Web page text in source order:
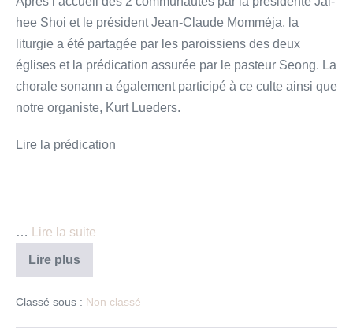
hee Shoi et le président Jean-Claude Momméja, la
liturgie a été partagée par les paroissiens des deux
églises et la prédication assurée par le pasteur Seong. La
chorale sonann a également participé à ce culte ainsi que
notre organiste, Kurt Lueders.
Lire la prédication
… Lire la suite
Lire plusCulte
Sonann
Classé sous : Non classé